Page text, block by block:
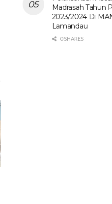
Madrasah Tahun
2023/2024 Di
Lamandau
0 SHARES